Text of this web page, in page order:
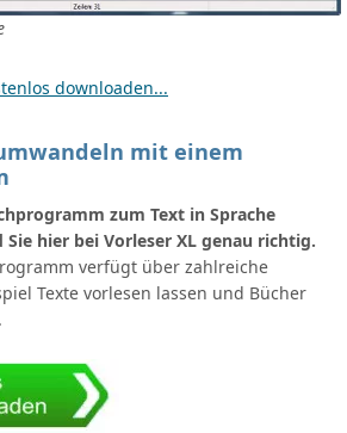
downloaden...
mit einem
zum Text in Sprache
hier bei Vorleser XL genau richtig.
verfügt über zahlreiche
Texte vorlesen lassen und Bücher